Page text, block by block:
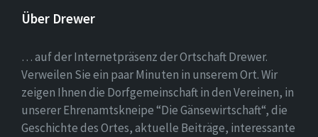
Über Drewer
… auf der Internetpräsenz der Ortschaft Drewer.
Verweilen Sie ein paar Minuten in unserem Ort. Wir
zeigen Ihnen die Dorfgemeinschaft in den Vereinen, in
unserer Ehrenamtskneipe “Die Gänsewirtschaft“, die
Geschichte des Ortes, aktuelle Beiträge, interessante